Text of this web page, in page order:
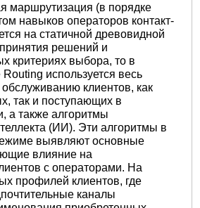
маршрутизация (в порядке
навыков операторов контакт-
на статичной древовидной
решений и
критериях выбора, то в
используется весь
клиентов, как
так и поступающих в
а также алгоритмы
(ИИ). Эти алгоритмы в
выявляют основные
влияние на
с операторами. На
профилей клиентов, где
каналы